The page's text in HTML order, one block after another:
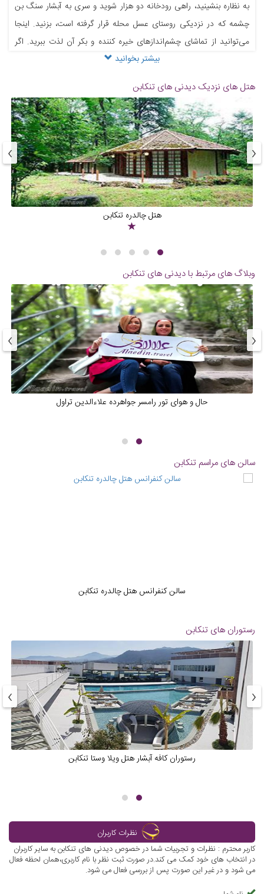
به نظاره بنشینید، راهی رودخانه دو هزار شوید و سری به آبشار سنگ بن
چشمه که در نزدیکی روستای عسل محله قرار گرفته است، بزنید. اینجا
می‌توانید از تماشای چشم‌انداز‌های خیره کننده و بکر آن لذت ببرید. اگر
می‌خواهید تنی به آب بزنید و لذت بی‌مثال را تجربه کنید به چشمه آبگرم
چشمه، برای تهیه سوغات بیرجند به سمت بازار سنتی این شهر بروید و با
خرید از ظروف سنتی و گلدان‌های روز، یادگاری را برای عزیزانتان هدیه
ببرید. اگر می‌خواهید سریع‌تر به جاذبه های بیرجند دسترسی پیدا کنید، به
سایت علاءالدین تراول بروید تا تصاویر و اطلاعات جامع آن را ببینید.
بیشتر بخوانید
هتل های نزدیک دیدنی های تنکابن
هتل چالدره تنکابن
‹
›
وبلاگ های مرتبط با دیدنی های تنکابن
حال و هوای تور رامسر جواهرده علاءالدین تراول
‹
›
سالن های مراسم تنکابن
سالن کنفرانس هتل چالدره تنکابن
رستوران های تنکابن
رستوران کافه آبشار هتل ویلا وستا تنکابن
‹
›
نظرات کاربران
کاربر محترم : نظرات و تجربیات شما در خصوص دیدنی های تنکابن به سایر کاربران
در انتخاب های خود کمک می کند.در صورت ثبت نظر با نام کاربری،همان لحظه فعال
می شود و در غیر این صورت پس از بررسی فعال می شود.